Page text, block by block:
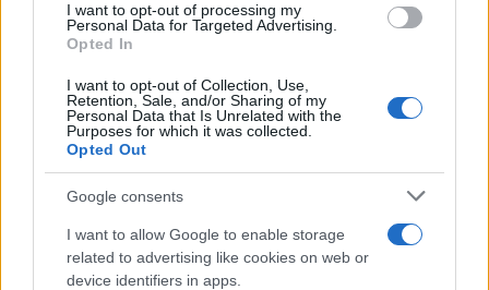
I want to opt-out of processing my
Personal Data for Targeted Advertising.
Opted In
I want to opt-out of Collection, Use,
Retention, Sale, and/or Sharing of my
Personal Data that Is Unrelated with the
Purposes for which it was collected.
Opted Out
Google consents
I want to allow Google to enable storage
related to advertising like cookies on web or
device identifiers in apps.
Gallura, finti clienti svuotano le suite: furto da
50mila nel resort
Meteo Olbia 7 agosto, sole e caldo tornano
protagonisti
Test tunnel Olbia: rampe chiuse ancora fino a
fine agosto